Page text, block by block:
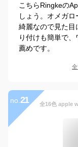
こちらRingkeの
しょう。オメガ
綺麗なので見た目
り付けも簡単で
薦めです。
no. 21